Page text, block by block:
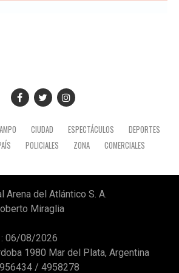
para los establecimientos y
(NA)
CIUDAD ESPECTÁCULOS
DEPORTES
POLICIALES ZONA COMERCIALES
Arena del Atlántico S. A.
Miraglia
: 06/08/2026
1980 Mar del Plata, Argentina
/ 4958278